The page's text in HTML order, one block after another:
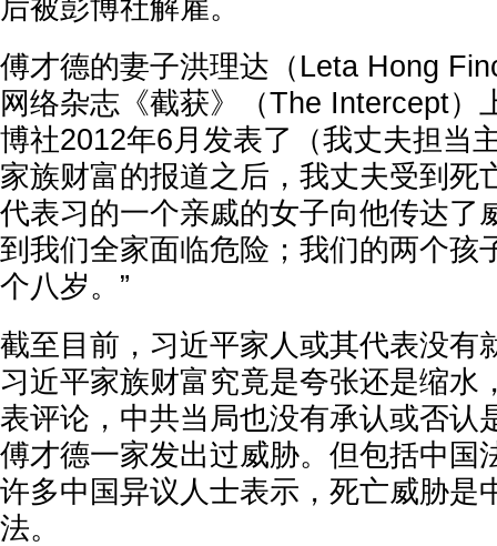
后被彭博社解雇。
傅才德的妻子洪理达（Leta Hong
网络杂志《截获》（The Intercept）
博社2012年6月发表了（我丈夫担当
家族财富的报道之后，我丈夫受到死
代表习的一个亲戚的女子向他传达了
到我们全家面临危险；我们的两个孩
个八岁。”
截至目前，习近平家人或其代表没有
习近平家族财富究竟是夸张还是缩水
表评论，中共当局也没有承认或否认
傅才德一家发出过威胁。但包括中国
许多中国异议人士表示，死亡威胁是
法。